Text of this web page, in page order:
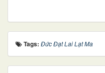
Tags: Đức Đạt Lai Lạt Ma